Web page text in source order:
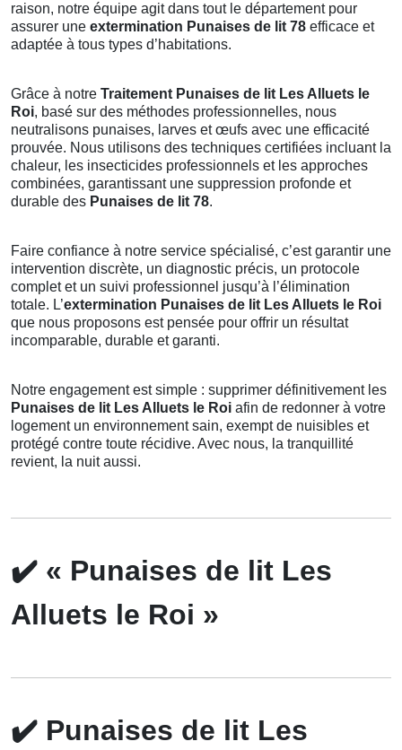
raison, notre équipe agit dans tout le département pour
assurer une extermination Punaises de lit 78 efficace et
adaptée à tous types d’habitations.
Grâce à notre Traitement Punaises de lit Les Alluets le
Roi, basé sur des méthodes professionnelles, nous
neutralisons punaises, larves et œufs avec une efficacité
prouvée. Nous utilisons des techniques certifiées incluant la
chaleur, les insecticides professionnels et les approches
combinées, garantissant une suppression profonde et
durable des Punaises de lit 78.
Faire confiance à notre service spécialisé, c’est garantir une
intervention discrète, un diagnostic précis, un protocole
complet et un suivi professionnel jusqu’à l’élimination
totale. L’extermination Punaises de lit Les Alluets le Roi
que nous proposons est pensée pour offrir un résultat
incomparable, durable et garanti.
Notre engagement est simple : supprimer définitivement les
Punaises de lit Les Alluets le Roi afin de redonner à votre
logement un environnement sain, exempt de nuisibles et
protégé contre toute récidive. Avec nous, la tranquillité
revient, la nuit aussi.
✔️ « Punaises de lit Les
Alluets le Roi »
✔️ Punaises de lit Les